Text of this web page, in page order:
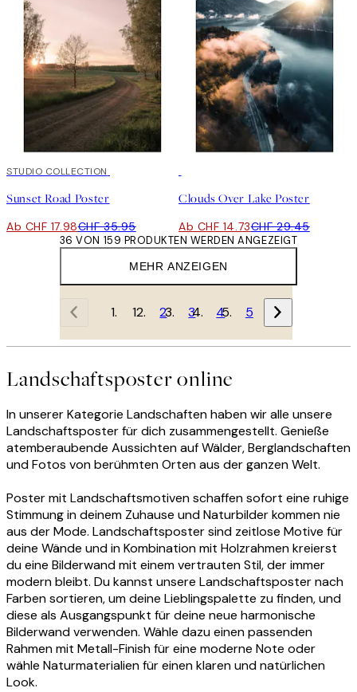
50%*
STUDIO COLLECTION
Sunset Road Poster
Ab CHF 17.98CHF 35.95
Clouds Over Lake Poster
Ab CHF 14.73CHF 29.45
MEHR ANZEIGEN
36 VON 159 PRODUKTEN WERDEN ANGEZEIGT
1 2 3 4 5
Landschaftsposter online
In unserer Kategorie Landschaften haben wir alle unsere
Landschaftsposter für dich zusammengestellt. Genieße
atemberaubende Aussichten auf Wälder, Berglandschaften
und Fotos von berühmten Orten aus der ganzen Welt.
Poster mit Landschaftsmotiven schaffen sofort eine ruhige
Stimmung in deinem Zuhause und Naturbilder kommen nie
aus der Mode. Landschaftsposter sind zeitlose Motive für
deine Wände und in Kombination mit Holzrahmen kreierst
du eine Bilderwand mit einem vertrauten Stil, der immer
modern bleibt. Du kannst unsere Landschaftsposter nach
Farben sortieren, um deine Lieblingspalette zu finden, und
diese als Ausgangspunkt für deine neue harmonische
Bilderwand verwenden. Wähle dazu einen passenden
Rahmen mit Metall-Finish für eine moderne Note oder
wähle Naturmaterialien für einen klaren und natürlichen
Look.